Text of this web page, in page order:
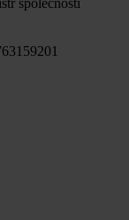
společností